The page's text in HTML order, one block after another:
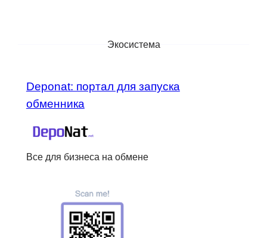
Экосистема
Deponat: портал для запуска
обменника
Все для бизнеса на обмене